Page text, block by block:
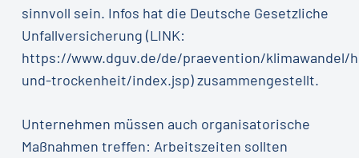
sinnvoll sein. Infos hat die Deutsche Gesetzliche
Unfallversicherung (LINK:
https://www.dguv.de/de/praevention/klimawandel/
und-trockenheit/index.jsp) zusammengestellt.
Unternehmen müssen auch organisatorische
Maßnahmen treffen: Arbeitszeiten sollten